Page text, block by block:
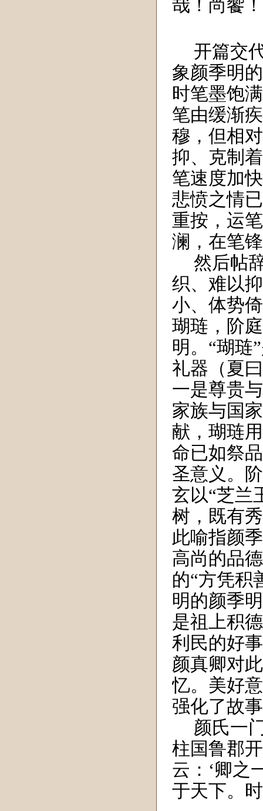
哉！尚饗！
开篇交
象颜季明
时笔墨饱
笔由缓渐
穆，但相
抑、克制
笔速度加
悲愤之情
重按，运
澜，在笔
然后帖
织、难以
小、体势
瑚琏，阶
明。“瑚琏
礼器（夏
一是尊贵
家族与国
献，瑚琏
命已如祭
圣意义。
玄以“芝兰
树，既有
此喻指颜
高尚的品
的“方凭积
明的颜季
是祖上积
利民的好
颜真卿对
忆。美好
强化了故
颜氏一
柱国鲁郡
云：‘卿之
于天下。